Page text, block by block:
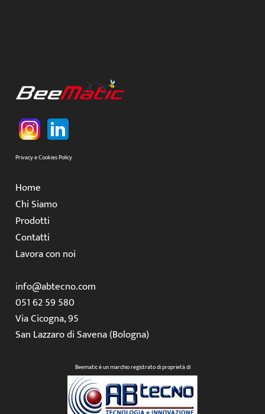
Privacy e Cookies Policy
Home
Chi Siamo
Prodotti
Contatti
Lavora con noi
info@abtecno.com
051 62 59 580
Via Cicogna, 95
San Lazzaro di Savena (Bologna)
Beematic è un marchio registrato di proprietà di